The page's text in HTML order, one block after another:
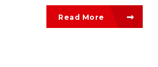
Read More